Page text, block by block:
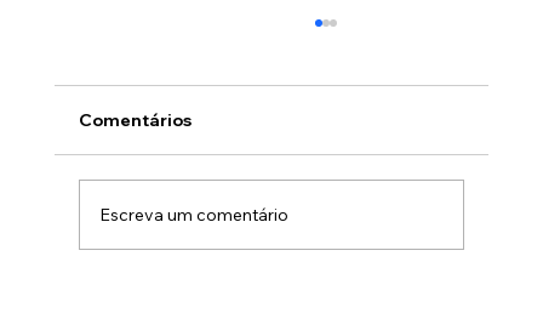
Comentários
Escreva um comentário